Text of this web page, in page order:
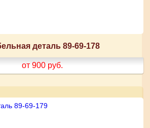
деталь 89-69-178
от 900 руб.